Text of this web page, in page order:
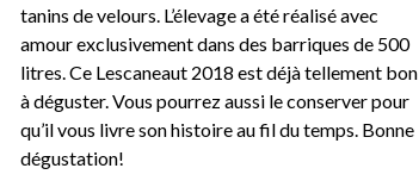
tanins de velours. L’élevage a été réalisé avec
amour exclusivement dans des barriques de 500
litres. Ce Lescaneaut 2018 est déjà tellement bon
à déguster. Vous pourrez aussi le conserver pour
qu’il vous livre son histoire au fil du temps. Bonne
dégustation!